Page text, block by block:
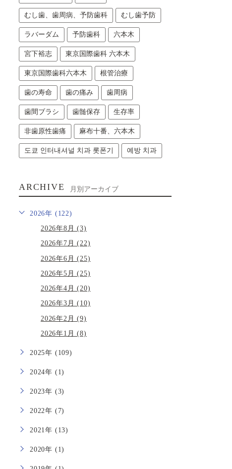
むし歯、歯周病、予防歯科 むし歯予防
ラバーダム 予防歯科 六本木
宮下裕志 東京国際歯科 六本木
東京国際歯科六本木 根管治療
歯の寿命 歯の痛み 歯周病
歯間ブラシ 歯髄保存 生存率
非歯原性歯痛 麻布十番、六本木
도쿄 인터내셔널 치과 롯폰기 예방 치과
ARCHIVE 月別アーカイブ
2026年 (122)
2026年8月 (3)
2026年7月 (22)
2026年6月 (25)
2026年5月 (25)
2026年4月 (20)
2026年3月 (10)
2026年2月 (9)
2026年1月 (8)
2025年 (109)
2024年 (1)
2023年 (3)
2022年 (7)
2021年 (13)
2020年 (1)